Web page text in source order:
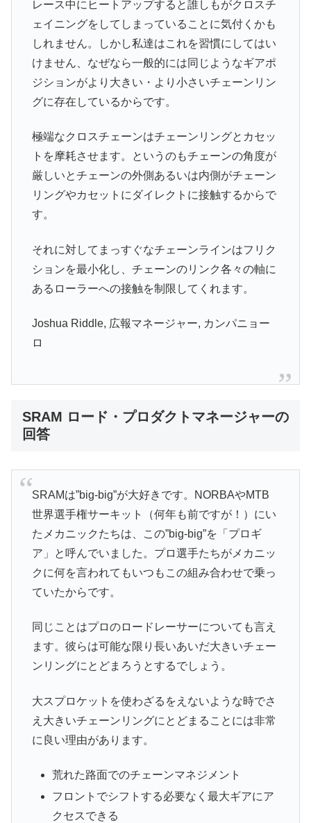
レース中にヒートアップすると誰しもがクロスチ
ェイニングをしてしまっていることに気付くかも
しれません。しかし私達はこれを習慣にしてはい
けません、なぜなら一般的には同じようなギアポ
ジションがより大きい・より小さいチェーンリン
グに存在しているからです。
極端なクロスチェーンはチェーンリングとカセッ
トを摩耗させます。というのもチェーンの角度が
厳しいとチェーンの外側あるいは内側がチェーン
リングやカセットにダイレクトに接触するからで
す。
それに対してまっすぐなチェーンラインはフリク
ションを最小化し、チェーンのリンク各々の軸に
あるローラーへの接触を制限してくれます。
Joshua Riddle, 広報マネージャー, カンパニョー
ロ
SRAM ロード・プロダクトマネージャーの
回答
SRAMは”big-big”が大好きです。NORBAやMTB
世界選手権サーキット（何年も前ですが！）にい
たメカニックたちは、この”big-big”を「プロギ
ア」と呼んでいました。プロ選手たちがメカニッ
クに何を言われてもいつもこの組み合わせで乗っ
ていたからです。
同じことはプロのロードレーサーについても言え
ます。彼らは可能な限り長いあいだ大きいチェー
ンリングにとどまろうとするでしょう。
大スプロケットを使わざるをえないような時でさ
え大きいチェーンリングにとどまることには非常
に良い理由があります。
荒れた路面でのチェーンマネジメント
フロントでシフトする必要なく最大ギアにア
クセスできる